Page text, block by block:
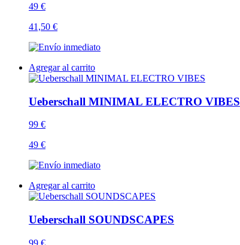
49 €
41,50 €
Agregar al carrito
Ueberschall MINIMAL ELECTRO VIBES
99 €
49 €
Agregar al carrito
Ueberschall SOUNDSCAPES
99 €